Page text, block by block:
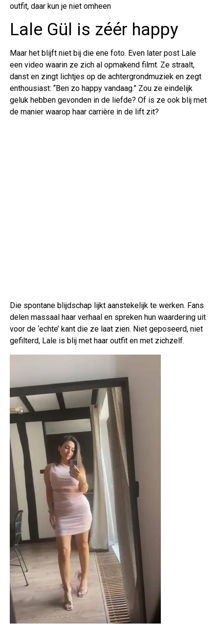
outfit, daar kun je niet omheen
Lale Gül is zéér happy
Maar het blijft niet bij die ene foto. Even later post Lale
een video waarin ze zich al opmakend filmt. Ze straalt,
danst en zingt lichtjes op de achtergrondmuziek en zegt
enthousiast: “Ben zo happy vandaag.” Zou ze eindelijk
geluk hebben gevonden in de liefde? Of is ze ook blij met
de manier waarop haar carrière in de lift zit?
Die spontane blijdschap lijkt aanstekelijk te werken. Fans
delen massaal haar verhaal en spreken hun waardering uit
voor de ‘echte’ kant die ze laat zien. Niet geposeerd, niet
gefilterd, Lale is blij met haar outfit en met zichzelf.